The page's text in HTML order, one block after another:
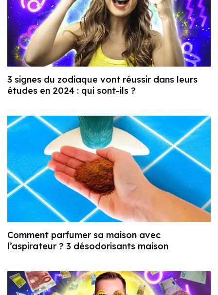
3 signes du zodiaque vont réussir dans leurs
études en 2024 : qui sont-ils ?
Comment parfumer sa maison avec
l’aspirateur ? 3 désodorisants maison